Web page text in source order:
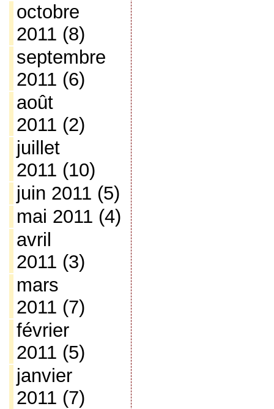
octobre
2011 (8)
septembre
2011 (6)
août
2011 (2)
juillet
2011 (10)
juin 2011 (5)
mai 2011 (4)
avril
2011 (3)
mars
2011 (7)
février
2011 (5)
janvier
2011 (7)